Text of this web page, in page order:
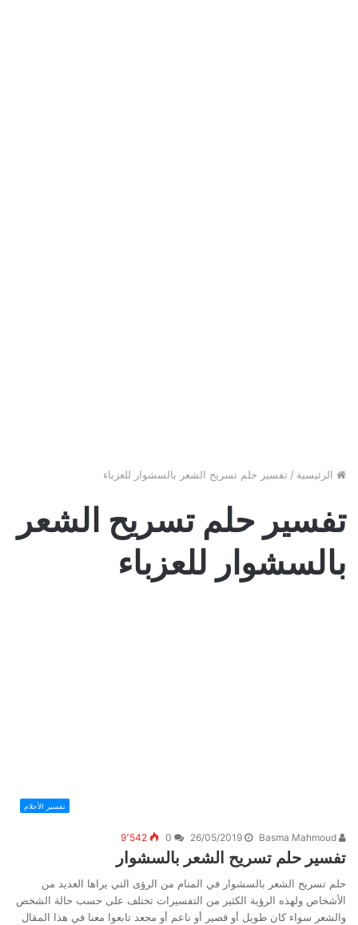
الرئيسية / تفسير حلم تسريح الشعر بالسشوار للعزباء
تفسير حلم تسريح الشعر
بالسشوار للعزباء
تفسير الأحلام
Basma Mahmoud
26/05/2019
0 9٬542
تفسير حلم تسريح الشعر بالسشوار
حلم تسريح الشعر بالسشوار في المنام من الرؤى التي يراها العديد من
الأشخاص ولهذه الرؤية الكثير من التفسيرات تختلف على حسب حالة الشخص
والشعر سواء كان طويل أو قصير أو ناعم أو مجعد تابعوا معنا في هذا المقال